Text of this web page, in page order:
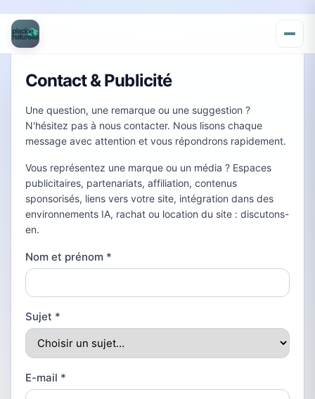
Contact & Publicité
Une question, une remarque ou une suggestion ?
N'hésitez pas à nous contacter. Nous lisons chaque
message avec attention et vous répondrons rapidement.
Vous représentez une marque ou un média ? Espaces
publicitaires, partenariats, affiliation, contenus
sponsorisés, liens vers votre site, intégration dans des
environnements IA, rachat ou location du site : discutons-
en.
Nom et prénom *
Sujet *
E-mail *